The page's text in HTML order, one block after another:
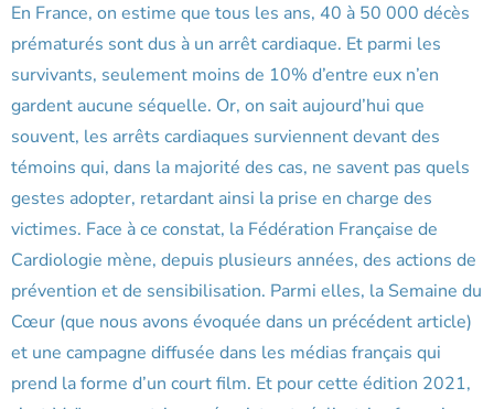
En France, on estime que tous les ans, 40 à 50 000 décès
prématurés sont dus à un arrêt cardiaque. Et parmi les
survivants, seulement moins de 10% d’entre eux n’en
gardent aucune séquelle. Or, on sait aujourd’hui que
souvent, les arrêts cardiaques surviennent devant des
témoins qui, dans la majorité des cas, ne savent pas quels
gestes adopter, retardant ainsi la prise en charge des
victimes. Face à ce constat, la Fédération Française de
Cardiologie mène, depuis plusieurs années, des actions de
prévention et de sensibilisation. Parmi elles, la Semaine du
Cœur (que nous avons évoquée dans un précédent article)
et une campagne diffusée dans les médias français qui
prend la forme d’un court film. Et pour cette édition 2021,